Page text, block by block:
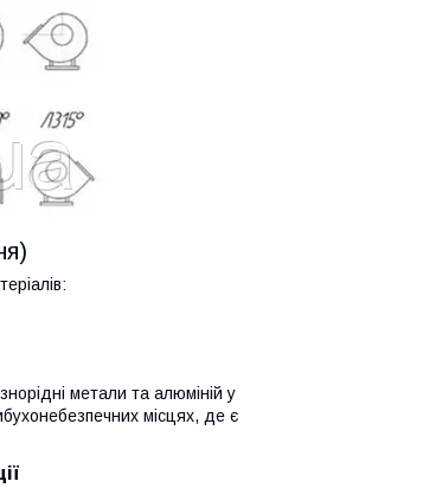
метали та алюміній у
місцях, де є